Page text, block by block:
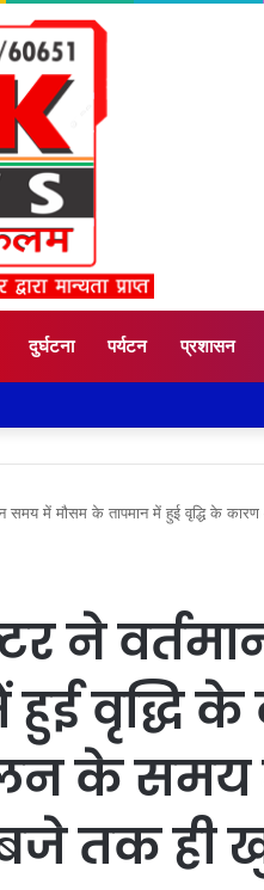
दुर्घटना पर्यटन प्रशासन
समय में मौसम के तापमान में हुई वृद्धि के
ने
वृद्धि
के समय
तक ही